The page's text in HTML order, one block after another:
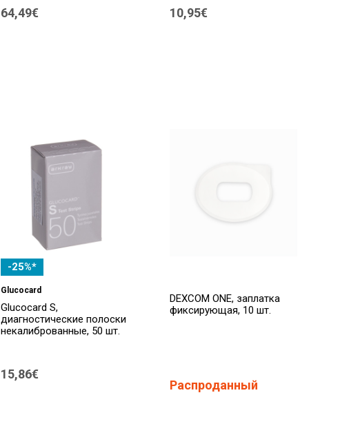
64,49€ 10,95€
-25%*
Glucocard
Glucocard S,
диагностические полоски
некалиброванные, 50 шт.
15,86€
DEXCOM ONE, заплатка
фиксирующая, 10 шт.
Распроданный